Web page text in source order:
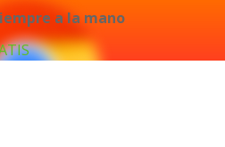
a la mano